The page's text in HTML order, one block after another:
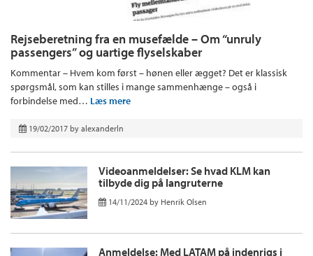
Rejseberetning fra en musefælde – Om “unruly
passengers” og uartige flyselskaber
Kommentar – Hvem kom først – hønen eller ægget? Det er klassisk
spørgsmål, som kan stilles i mange sammenhænge – også i
forbindelse med… Læs mere
19/02/2017 by alexanderln
Videoanmeldelser: Se hvad KLM kan
tilbyde dig på langruterne
14/11/2024 by Henrik Olsen
Anmeldelse: Med LATAM på indenrigs i